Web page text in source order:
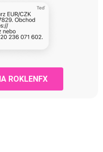
ROKLENFX